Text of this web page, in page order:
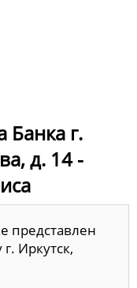
Банка г.
д. 14 -
представлен
Иркутск,